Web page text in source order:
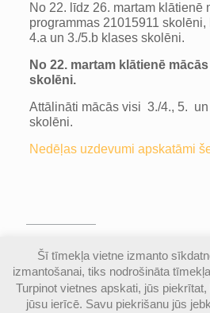
No 22. līdz 26. martam klātienē
programmas 21015911 skolēni,
4.a un 3./5.b klases skolēni.
No 22. martam klātienē
skolēni.
Attālināti mācās visi 3./4., 5.
skolēni.
Nedēļas uzdevumi apskatāmi
© Valmieras Gaujas krasta
autortiesības aizsargātas |
paziņojums
Šī tīmekļa vietne izmanto
izmantošanai, tiks nodrošināta
Turpinot vietnes apskati, jūs
jūsu ierīcē. Savu piekrišanu jūs